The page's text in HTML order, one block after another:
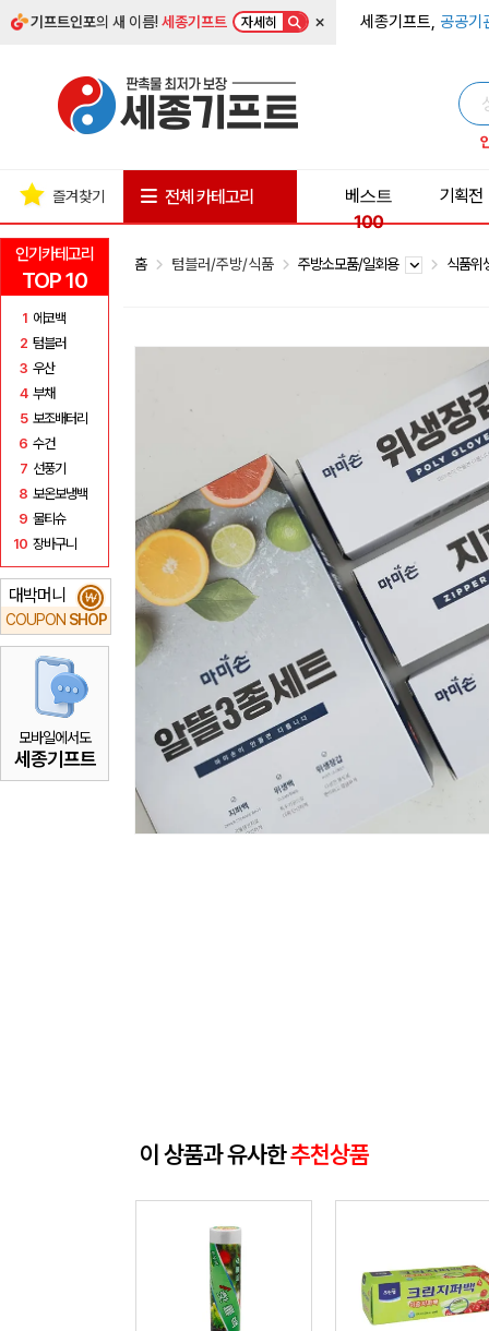
기프트인포의 새 이름!세종기프트 자세히 × 세종기프트, 공공기
인기카테고리
TOP 10
1 에코백
2 텀블러
3 우산
4 부채
5 보조배터리
6 수건
7 선풍기
8 보온보냉백
9 물티슈
10 장바구니
대박머니
COUPON SHOP
₩
모바일에서도
세종기프트
즐겨찾기 전체 카테고리
베스트
100
기획전
홈 텀블러/주방/식품 주방소모품/일회용 식품
이 상품과 유사한추천상품